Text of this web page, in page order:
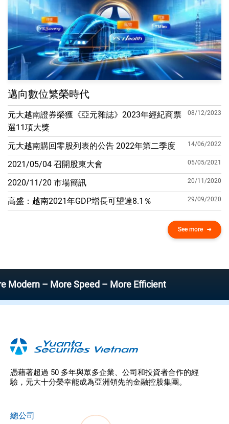
邁向數位繁榮時代
元大越南證券榮獲《亞元雜誌》2023年經紀商票
選11項大獎
08/12/2023
元大越南購回零股列表的公告 2022年第二季度 14/06/2022
2021/05/04 召開股東大會 05/05/2021
2020/11/20 市場簡訊 20/11/2020
高盛：越南2021年GDP增​​長可望達8.1％ 29/09/2020
See more
– More Speed – More Efficient
憑藉著超過 50 多年與眾多企業、公司和投資者合作的經
驗，元大十分榮幸能成為亞洲領先的金融控股集團。
總公司